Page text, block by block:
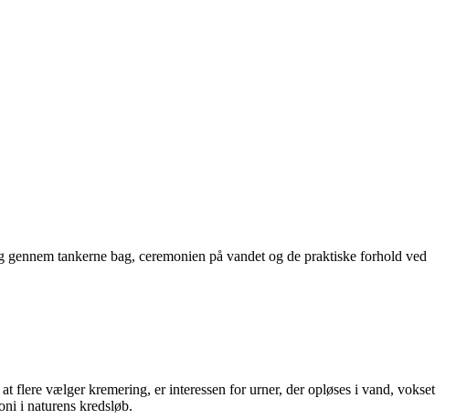
tankerne bag, ceremonien på vandet og de praktiske forhold ved
flere vælger kremering, er interessen for urner, der opløses i vand, vokset
i naturens kredsløb.